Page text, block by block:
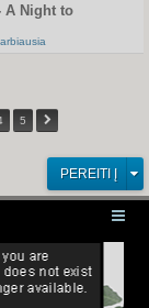
A Night to
5
PEREITI Į